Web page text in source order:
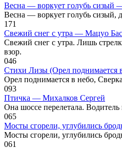
Весна — воркует голубь сизый
Весна — воркует голубь сизый,
1 71
Свежий снег с утра — Мацуо
Свежий снег с утра. Лишь
взор.
046
Стихи Лизы (Орел
Орел поднимается в небо,
093
Птичка — Михалков Сергей
Она шоссе перелетала.
065
Мосты сгорели, углубились
Мосты сгорели, углубились
061